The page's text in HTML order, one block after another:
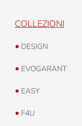
COLLEZIONI
• DESIGN
• EVOGARANT
• EASY
• F4U